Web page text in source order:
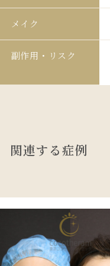
メイク
副作用・リスク
関連する症例